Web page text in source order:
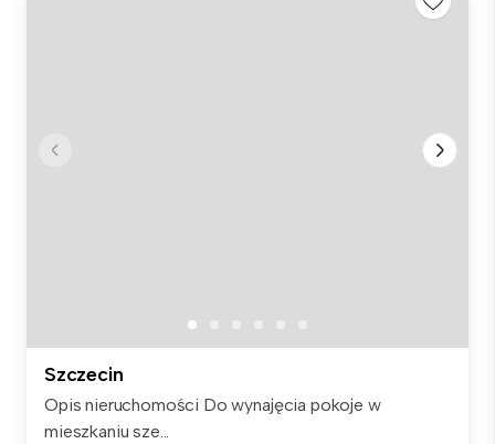
Szczecin
Opis nieruchomości Do wynajęcia pokoje w
mieszkaniu sze...